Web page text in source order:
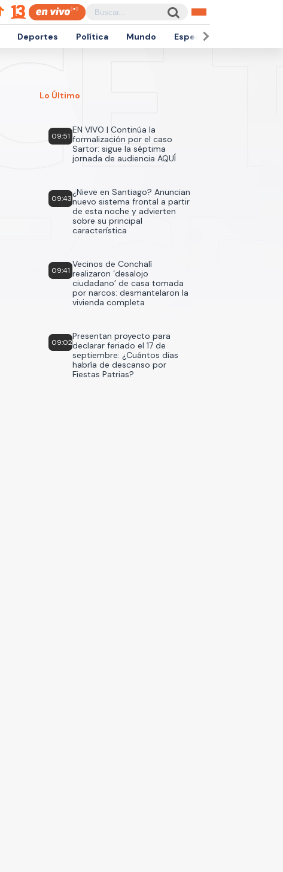
Deportes Política Mundo Espectáculos
Lo Último
09:51
EN VIVO | Continúa la
formalización por el caso
Sartor: sigue la séptima
jornada de audiencia AQUÍ
09:43
¿Nieve en Santiago? Anuncian
nuevo sistema frontal a partir
de esta noche y advierten
sobre su principal
característica
09:41
Vecinos de Conchalí
realizaron ‘desalojo
ciudadano’ de casa tomada
por narcos: desmantelaron la
vivienda completa
09:02
Presentan proyecto para
declarar feriado el 17 de
septiembre: ¿Cuántos días
habría de descanso por
Fiestas Patrias?